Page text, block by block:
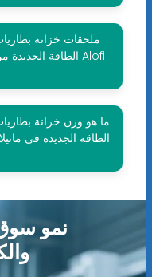
ملحقات خزانة
الطاقة الجديدة من Alofi
ما هو وزن خزانة
الطاقة الجديدة في
نمو